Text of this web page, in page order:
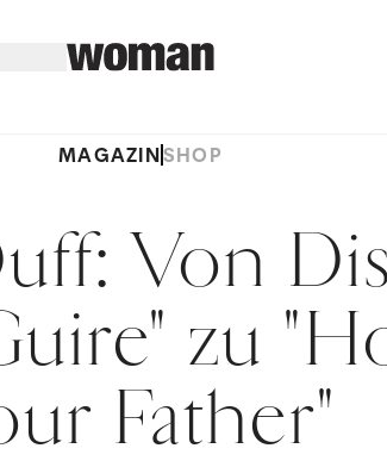
MAGAZINSHOP
Von
zu
Father"